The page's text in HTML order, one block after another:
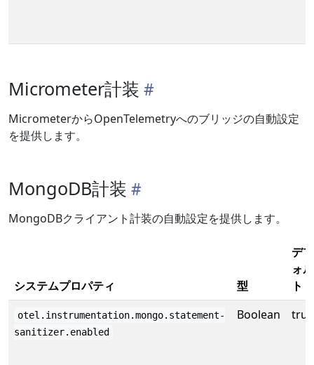
Micrometer計装
MicrometerからOpenTelemetryへのブリッジの自動設定
を提供します。
MongoDB計装
MongoDBクライアント計装の自動設定を提供します。
システムプロパティ 型
デフ
ォル
ト
otel.instrumentation.mongo.statement-
sanitizer.enabled
Boolean true